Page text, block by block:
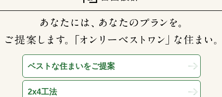
ベストな住まいをご提案
2x4工法